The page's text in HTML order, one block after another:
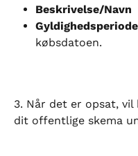
Beskrivelse/Navn
Gyldighedsperiode
købsdatoen.
3. Når det er opsat,
dit offentlige skema